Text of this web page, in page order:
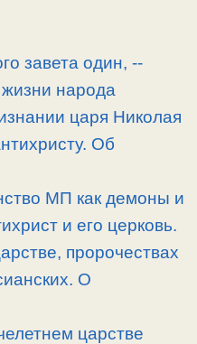
завета один, -­
народа
царя Николая
Об
МП как демоны и
и его церковь.
пророчествах
О
царстве